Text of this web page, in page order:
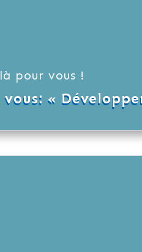
pour vous !
«